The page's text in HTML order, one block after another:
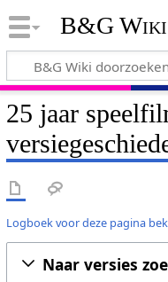
B&G Wiki
25 jaar
Logboek voor deze pagina
Naar versies